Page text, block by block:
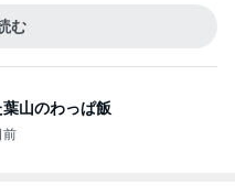
む
山のわっぱ飯
前